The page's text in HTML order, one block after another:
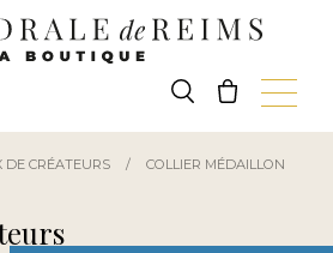
DE CRÉATEURS /
COLLIER MÉDAILLON